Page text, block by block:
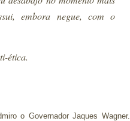
embora negue, com o
ética.
o Governador Jaques Wagner.